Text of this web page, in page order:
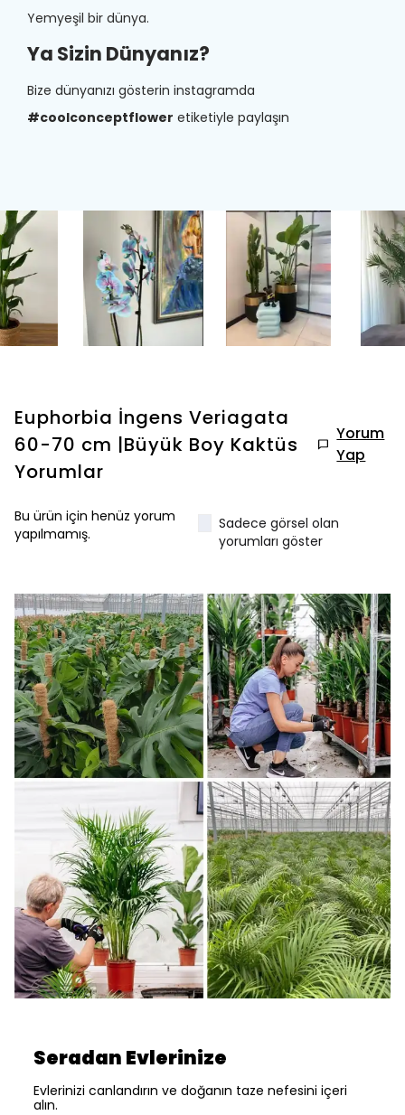
Yemyeşil bir dünya.
Ya Sizin Dünyanız?
Bize dünyanızı gösterin instagramda
#coolconceptflower etiketiyle paylaşın
Euphorbia İngens Veriagata
60-70 cm |Büyük Boy Kaktüs
Yorumlar
Yorum
Yap
Bu ürün için henüz yorum
yapılmamış.
Sadece görsel olan
yorumları göster
Seradan Evlerinize
Evlerinizi canlandırın ve doğanın taze nefesini içeri
alın.